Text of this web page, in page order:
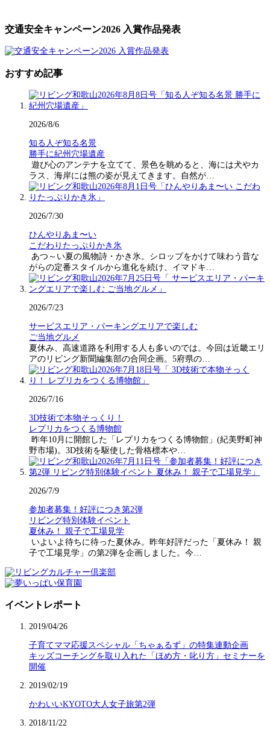
交通安全キャンペーン2026 入賞作品発表
おすすめ記事
2026/8/6
知る人ぞ知る名景
勝手に紀州穴場遺産
遊び心のアンテナを立てて、景色を眺めると、海には犬やカ
ラス、海岸には熊の姿が見えてきます。自然が…
2026/7/30
ひんやりあま〜い
こだわりたっぷりかき氷
あつ～い夏の風物詩・かき氷。シロップをかけて味わう昔な
がらの定番スタイルから進化を続け、イマドキ…
2026/7/23
サービスエリア・パーキングエリアで楽しむ
ご当地グルメ
夏休み、高速道路を利用する人も多いのでは。今回は近畿エリ
アのリビング新聞編集部の合同企画。5府県の…
2026/7/16
3D技術で本物そっくり！
レプリカをつくる博物館
昨年10月に開館した「レプリカをつくる博物館」(紀美野町神
野市場)。3D技術を駆使した骨格標本や…
2026/7/9
参加者募集！好評につき第2弾
リビング特別体験イベント
夏休み！ 親子で工場見学
いよいよ待ちに待った夏休み。昨年好評だった「夏休み！ 親
子で工場見学」の第2弾を企画しました。今…
イベントレポート
2019/04/26
子育てママ応援スペシャル「ちゃぁるず」の特集連動企画
キッズコーチングを取り入れた「ほめ方・叱り方」セミナーを
開催
2019/02/19
かわいいKYOTO大人女子旅第2弾
2018/11/22